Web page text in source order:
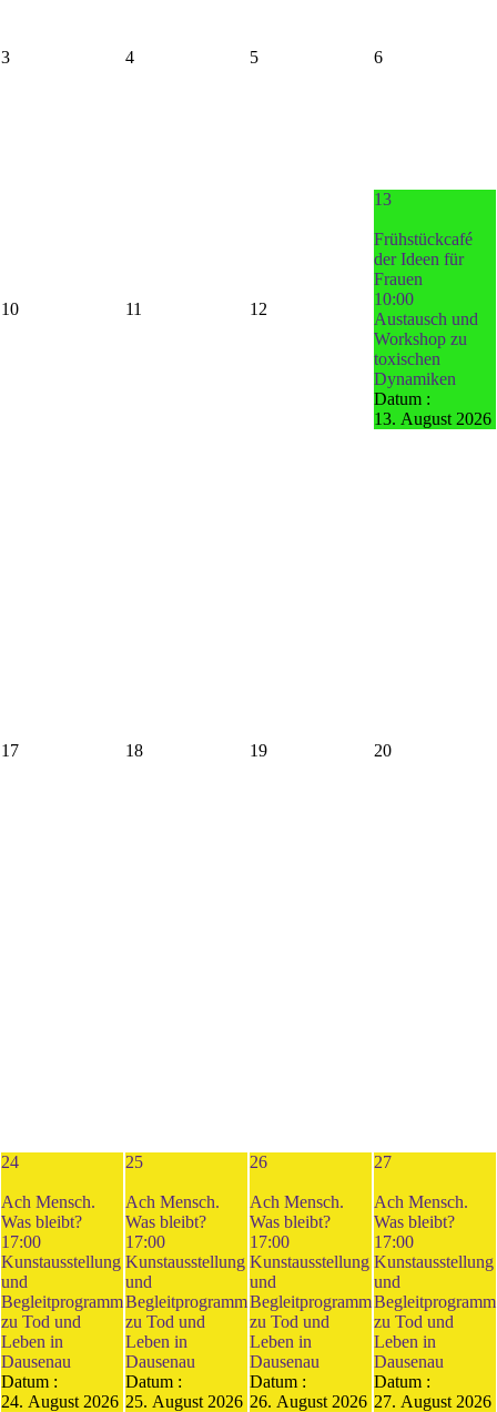
3 4 5 6
10 11 12
13
Frühstückcafé
der Ideen für
Frauen
10:00
Austausch und
Workshop zu
toxischen
Dynamiken
Datum :
13. August 2026
17 18 19 20
24
Ach Mensch.
Was bleibt?
17:00
Kunstausstellung
und
Begleitprogramm
zu Tod und
Leben in
Dausenau
Datum :
24. August 2026
25
Ach Mensch.
Was bleibt?
17:00
Kunstausstellung
und
Begleitprogramm
zu Tod und
Leben in
Dausenau
Datum :
25. August 2026
26
Ach Mensch.
Was bleibt?
17:00
Kunstausstellung
und
Begleitprogramm
zu Tod und
Leben in
Dausenau
Datum :
26. August 2026
27
Ach Mensch.
Was bleibt?
17:00
Kunstausstellung
und
Begleitprogramm
zu Tod und
Leben in
Dausenau
Datum :
27. August 2026